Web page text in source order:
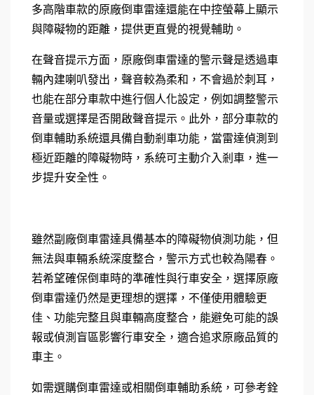
多高階車款的原廠倒車雷達還能在中控螢幕上顯示
與障礙物的距離，提供更直覺的視覺輔助。
在聲音提示方面，原廠倒車雷達的警示聲是透過車
輛內建喇叭發出，聲音較為柔和，不會過於刺耳，
也能在部分車款中進行個人化設定，例如調整警示
音量或選擇是否開啟聲音提示。此外，部分車款的
倒車輔助系統還具備自動剎車功能，當雷達偵測到
極近距離的障礙物時，系統可主動介入剎車，進一
步提升安全性。
雖然副廠倒車雷達具備基本的障礙物偵測功能，但
無法與車輛系統深度整合，警示方式也較為陽春。
若希望確保倒車時的準確性與行車安全，選擇原廠
倒車雷達仍然是更理想的選擇，不僅使用體驗更
佳、功能完整且與車輛高度整合，能避免可能的誤
報或偵測盲區影響行車安全，適合追求原廠品質的
車主。
如需選購倒車雷達或相關倒車輔助系統，可參考銓